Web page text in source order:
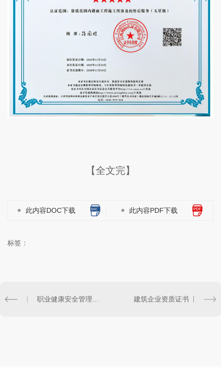
【全文完】
此内容DOC下载 此内容PDF下载
标签：
建筑企业资质证书